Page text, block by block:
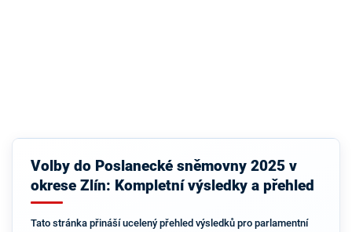
Volby do Poslanecké sněmovny 2025 v
okrese Zlín: Kompletní výsledky a přehled
Tato stránka přináší ucelený přehled výsledků pro parlamentní